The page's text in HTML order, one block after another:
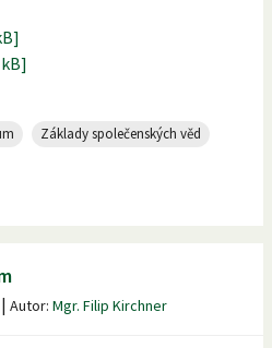
Základy společenských věd
| Autor: Mgr. Filip Kirchner